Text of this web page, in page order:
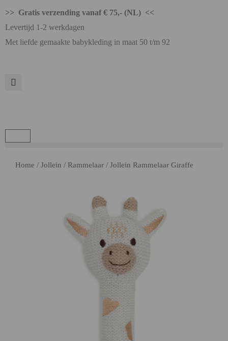
>> Gratis verzending vanaf € 75,- (NL) <<
Levertijd 1-2 werkdagen
Met liefde gemaakte babykleding in maat 50 t/m 92
Home / Jollein / Rammelaar / Jollein Rammelaar Giraffe